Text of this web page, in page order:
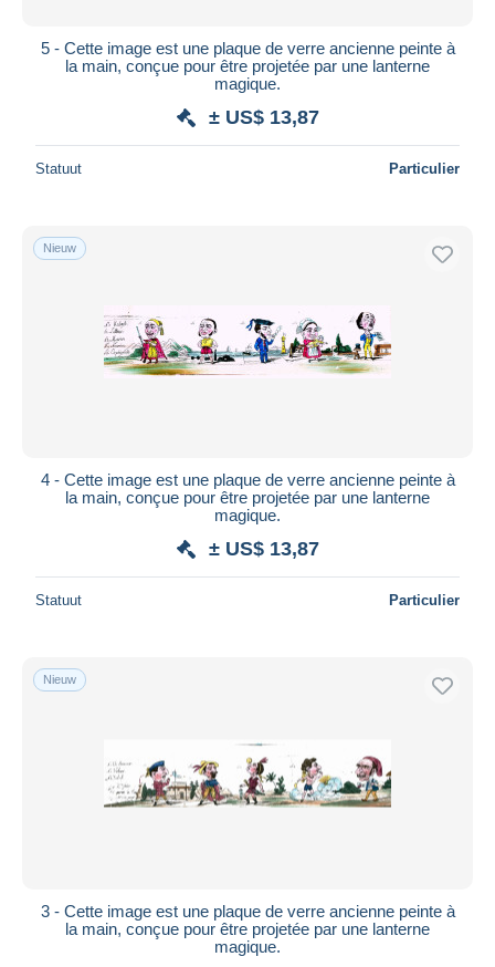
5 - Cette image est une plaque de verre ancienne peinte à
la main, conçue pour être projetée par une lanterne
magique.
± US$ 13,87
Statuut Particulier
Nieuw
4 - Cette image est une plaque de verre ancienne peinte à
la main, conçue pour être projetée par une lanterne
magique.
± US$ 13,87
Statuut Particulier
Nieuw
3 - Cette image est une plaque de verre ancienne peinte à
la main, conçue pour être projetée par une lanterne
magique.